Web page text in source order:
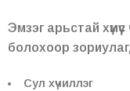
Эмзэг арьстай
болохоор
Сул хүчиллэг